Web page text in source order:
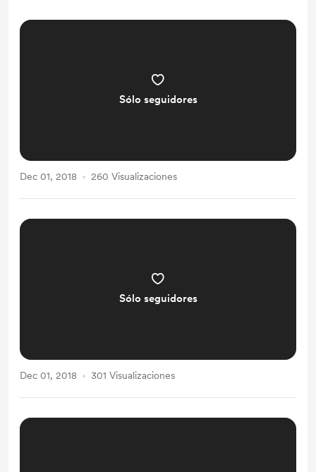
Sólo seguidores
Dec 01, 2018 260 Visualizaciones
Sólo seguidores
Dec 01, 2018 301 Visualizaciones